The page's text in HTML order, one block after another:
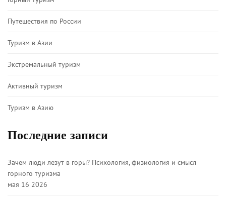
Путешествия по России
Туризм в Азии
Экстремальный туризм
Активный туризм
Туризм в Азию
Последние записи
Зачем люди лезут в горы? Психология, физиология и смысл
горного туризма
мая 16 2026